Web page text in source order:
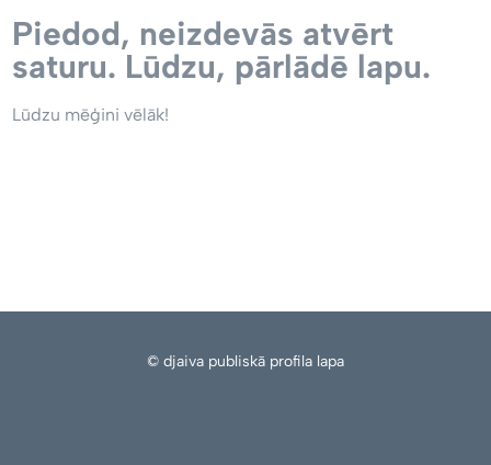
Piedod, neizdevās atvērt
saturu. Lūdzu, pārlādē lapu.
Lūdzu mēģini vēlāk!
© djaiva publiskā profila lapa